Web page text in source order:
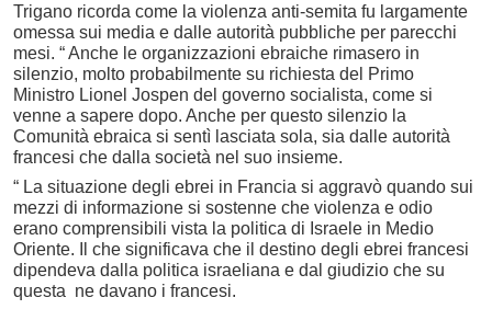
Trigano ricorda come la violenza anti-semita fu largamente
omessa sui media e dalle autorità pubbliche per parecchi
mesi. “ Anche le organizzazioni ebraiche rimasero in
silenzio, molto probabilmente su richiesta del Primo
Ministro Lionel Jospen del governo socialista, come si
venne a sapere dopo. Anche per questo silenzio la
Comunità ebraica si sentì lasciata sola, sia dalle autorità
francesi che dalla società nel suo insieme.
“ La situazione degli ebrei in Francia si aggravò quando sui
mezzi di informazione si sostenne che violenza e odio
erano comprensibili vista la politica di Israele in Medio
Oriente. Il che significava che il destino degli ebrei francesi
dipendeva dalla politica israeliana e dal giudizio che su
questa ne davano i francesi.